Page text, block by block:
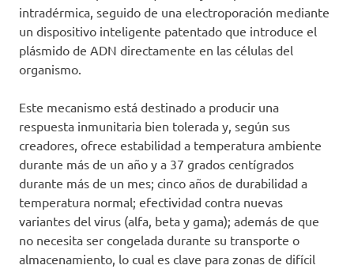
intradérmica, seguido de una electroporación mediante
un dispositivo inteligente patentado que introduce el
plásmido de ADN directamente en las células del
organismo.
Este mecanismo está destinado a producir una
respuesta inmunitaria bien tolerada y, según sus
creadores, ofrece estabilidad a temperatura ambiente
durante más de un año y a 37 grados centígrados
durante más de un mes; cinco años de durabilidad a
temperatura normal; efectividad contra nuevas
variantes del virus (alfa, beta y gama); además de que
no necesita ser congelada durante su transporte o
almacenamiento, lo cual es clave para zonas de difícil